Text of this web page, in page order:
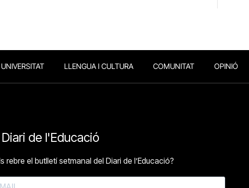
UNIVERSITAT LLENGUA I CULTURA COMUNITAT OPINIÓ